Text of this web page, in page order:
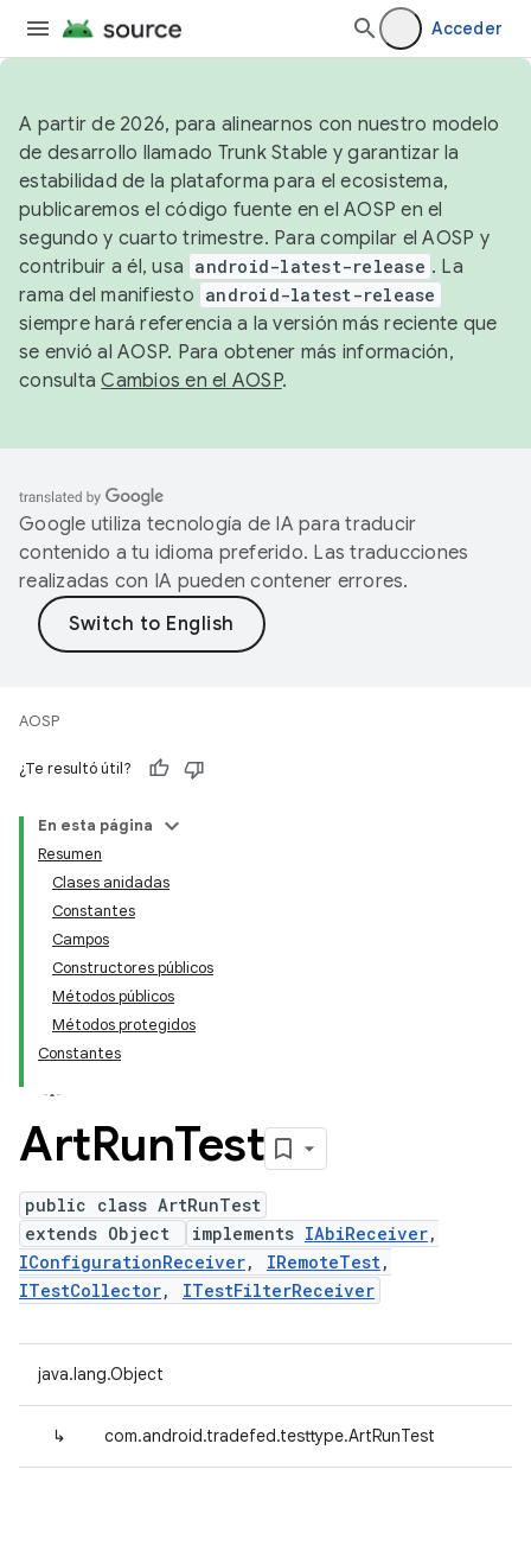
Acceder
A partir de 2026, para alinearnos con nuestro modelo
de desarrollo llamado Trunk Stable y garantizar la
estabilidad de la plataforma para el ecosistema,
publicaremos el código fuente en el AOSP en el
segundo y cuarto trimestre. Para compilar el AOSP y
contribuir a él, usa android-latest-release . La
rama del manifiesto android-latest-release
siempre hará referencia a la versión más reciente que
se envió al AOSP. Para obtener más información,
consultaCambios en el AOSP.
Google utiliza tecnología de IA para traducir
contenido a tu idioma preferido. Las traducciones
realizadas con IA pueden contener errores.
AOSP
¿Te resultó útil?
En esta página
Resumen
Clases anidadas
Constantes
Campos
Constructores públicos
Métodos públicos
Métodos protegidos
Constantes
ArtRunTest
public class ArtRunTest
extends Object
implements IAbiReceiver,
IConfigurationReceiver, IRemoteTest,
ITestCollector, ITestFilterReceiver
java.lang.Object
↳ com.android.tradefed.testtype.ArtRunTest